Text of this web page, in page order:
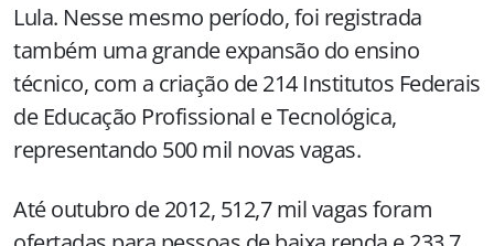
Lula. Nesse mesmo período, foi registrada
também uma grande expansão do ensino
técnico, com a criação de 214 Institutos Federais
de Educação Profissional e Tecnológica,
representando 500 mil novas vagas.
Até outubro de 2012, 512,7 mil vagas foram